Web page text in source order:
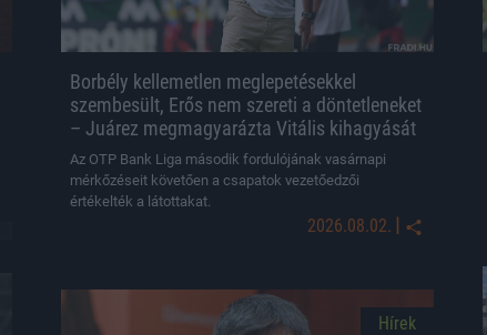
Borbély kellemetlen meglepetésekkel
szembesült, Erős nem szereti a döntetleneket
– Juárez megmagyarázta Vitális kihagyását
Az OTP Bank Liga második fordulójának vasárnapi
mérkőzéseit követően a csapatok vezetőedzői
értékelték a látottakat.
2026.08.02. |
Hírek